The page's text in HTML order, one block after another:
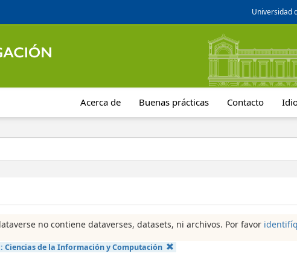
Universidad
Acerca de Buenas prácticas Contacto
no contiene dataverses, datasets, ni archivos. Por favor
Ciencias de la Información y Computación